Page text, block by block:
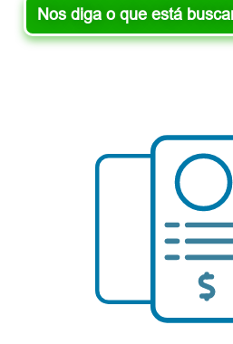
Nos diga o que está